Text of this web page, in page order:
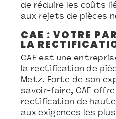
de réduire les coûts
aux rejets de pièces
CAE : VOTRE
LA
CAE est une
la rectification de
Metz. Forte de son
savoir-faire, CAE
rectification de
aux exigences les